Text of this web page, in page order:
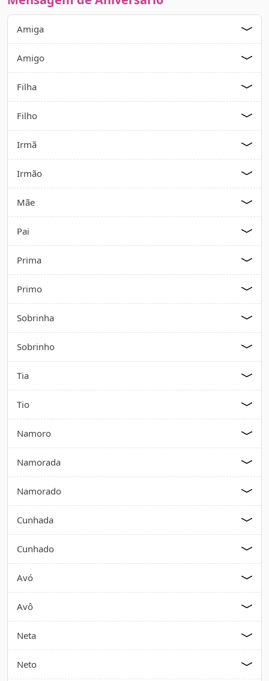
Amiga
Amigo
Filha
Filho
Irmã
Irmão
Mãe
Pai
Prima
Primo
Sobrinha
Sobrinho
Tia
Tio
Namoro
Namorada
Namorado
Cunhada
Cunhado
Avó
Avô
Neta
Neto